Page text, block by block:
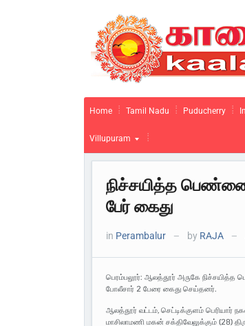
Home Tamil Nadu Puducherry
Villupuram
நிச்சயித்த
பேர் கைது
in Perambalur — by RAJA —
பெரம்பலூர்: ஆலத்தூர் அருகே நிச்சயித்த
போலீசார் 2 பேரை கைது செய்தனர்.
ஆலத்தூர் வட்டம், செட்டிக்குளம் பெரியார்
மாசிலாமணி மகன் சக்திவேலுக்கும் (28)